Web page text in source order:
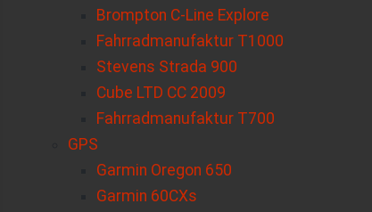
Brompton C-Line Explore
Fahrradmanufaktur T1000
Stevens Strada 900
Cube LTD CC 2009
Fahrradmanufaktur T700
GPS
Garmin Oregon 650
Garmin 60CXs